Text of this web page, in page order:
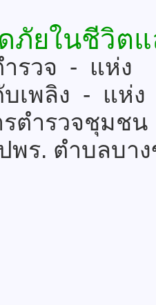
ภัยในชีวิต
รวจ - แห่ง
เพลิง - แห่ง
ตำรวจชุมช
พร. ตำบลบา